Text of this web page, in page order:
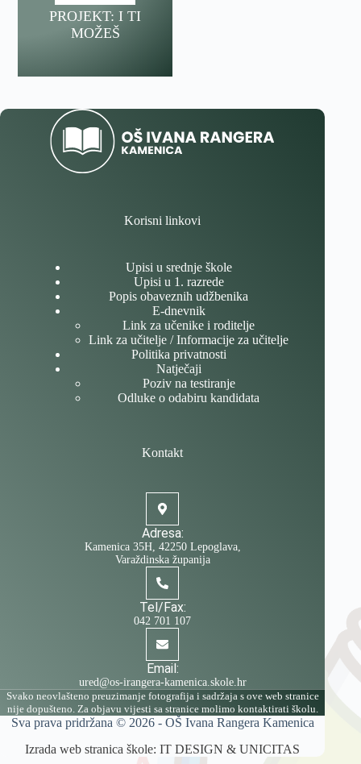
PROJEKT: I TI
MOŽEŠ
Korisni linkovi
Upisi u srednje škole
Upisi u 1. razrede
Popis obaveznih udžbenika
E-dnevnik
Link za učenike i roditelje
Link za učitelje / Informacije za učitelje
Politika privatnosti
Natječaji
Poziv na testiranje
Odluke o odabiru kandidata
Kontakt
Adresa:
Kamenica 35H, 42250 Lepoglava,
Varaždinska županija
Tel/Fax:
042 701 107
Email:
ured@os-irangera-kamenica.skole.hr
Svako neovlašteno preuzimanje fotografija i sadržaja s ove web stranice
nije dopušteno. Za objavu vijesti sa stranice molimo kontaktirati školu.
Sva prava pridržana © 2026 - OŠ Ivana Rangera Kamenica
Izrada web stranica škole:IT DESIGN &UNICITAS